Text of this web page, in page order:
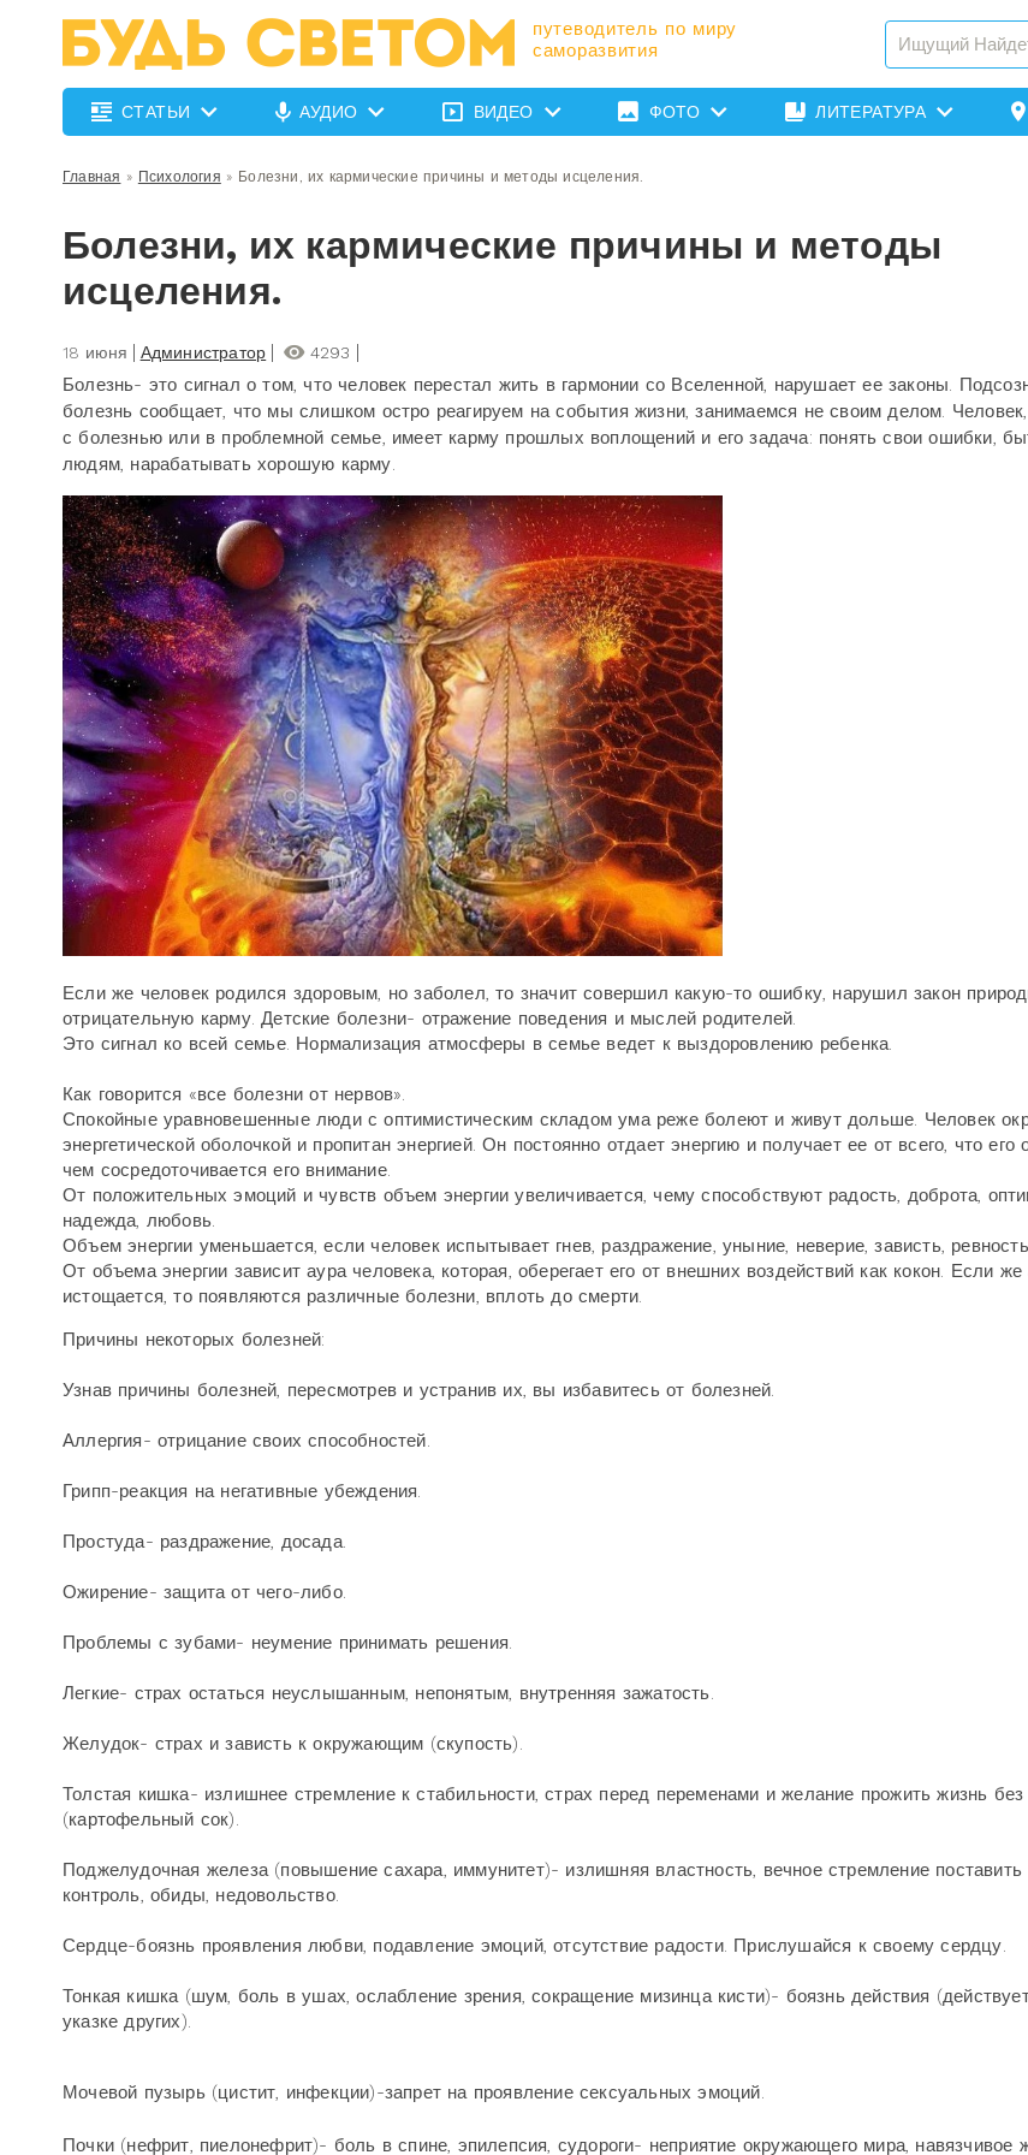
путеводитель по миру
саморазвития
СТАТЬИ АУДИО ВИДЕО ФОТО ЛИТЕРАТУРА
Главная » Психология » Болезни, их кармические причины и методы исцеления.
Болезни, их кармические причины и методы
исцеления.
18 июня Администратор 4293
Болезнь- это сигнал о том, что человек перестал жить в гармонии со Вселенной, нарушает ее законы.
болезнь сообщает, что мы слишком остро реагируем на события жизни, занимаемся не своим делом.
с болезнью или в проблемной семье, имеет карму прошлых воплощений и его задача: понять свои ошибки,
людям, нарабатывать хорошую карму.
Если же человек родился здоровым, но заболел, то значит совершил какую-то ошибку, нарушил закон
отрицательную карму. Детские болезни- отражение поведения и мыслей родителей.
Это сигнал ко всей семье. Нормализация атмосферы в семье ведет к выздоровлению ребенка.
Как говорится «все болезни от нервов».
Спокойные уравновешенные люди с оптимистическим складом ума реже болеют и живут дольше. Человек
энергетической оболочкой и пропитан энергией. Он постоянно отдает энергию и получает ее от всего, что его
чем сосредоточивается его внимание.
От положительных эмоций и чувств объем энергии увеличивается, чему способствуют радость, доброта,
надежда, любовь.
Объем энергии уменьшается, если человек испытывает гнев, раздражение, уныние, неверие, зависть,
От объема энергии зависит аура человека, которая, оберегает его от внешних воздействий как кокон. Если же
истощается, то появляются различные болезни, вплоть до смерти.
Причины некоторых болезней:
Узнав причины болезней, пересмотрев и устранив их, вы избавитесь от болезней.
Аллергия- отрицание своих способностей.
Грипп-реакция на негативные убеждения.
Простуда- раздражение, досада.
Ожирение- защита от чего-либо.
Проблемы с зубами- неумение принимать решения.
Легкие- страх остаться неуслышанным, непонятым, внутренняя зажатость.
Желудок- страх и зависть к окружающим (скупость).
Толстая кишка- излишнее стремление к стабильности, страх перед переменами и желание прожить жизнь без
(картофельный сок).
Поджелудочная железа (повышение сахара, иммунитет)- излишняя властность, вечное стремление поставить
контроль, обиды, недовольство.
Сердце-боязнь проявления любви, подавление эмоций, отсутствие радости. Прислушайся к своему сердцу.
Тонкая кишка (шум, боль в ушах, ослабление зрения, сокращение мизинца кисти)- боязнь действия
указке других).
Мочевой пузырь (цистит, инфекции)-запрет на проявление сексуальных эмоций.
Почки (нефрит, пиелонефрит)- боль в спине, эпилепсия, судороги- неприятие окружающего мира, навязчивое